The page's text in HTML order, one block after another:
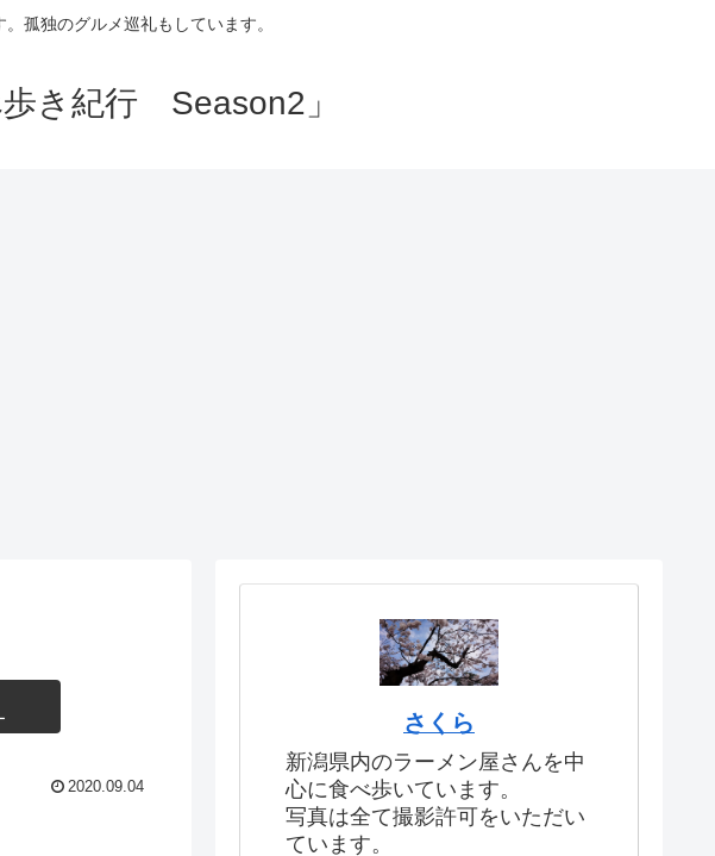
孤独のグルメ巡礼もしています。
き紀行 Season2」
2020.09.04
さくら
新潟県内のラーメン屋さんを中
心に食べ歩いています。
写真は全て撮影許可をいただい
ています。